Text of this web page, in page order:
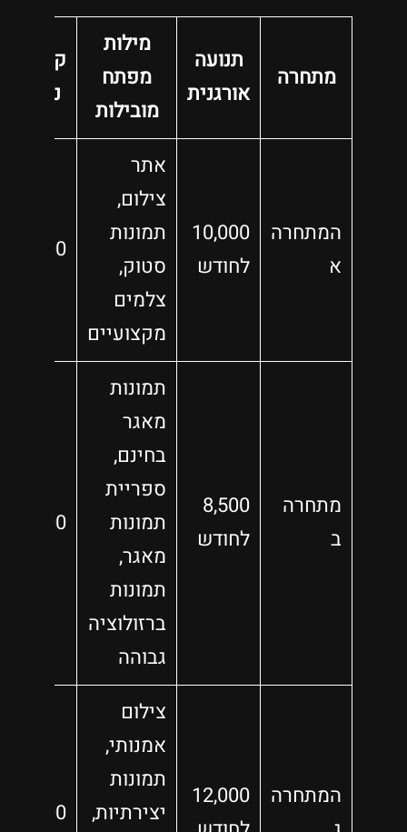
מתחרה
תנועה
אורגנית
מילות
מפתח
מובילות
נכנסים
המתחרה
א
10,000
לחודש
אתר
צילום,
תמונות
סטוק,
צלמים
מקצועיים
5,000
מתחרה
ב
8,500
לחודש
תמונות
מאגר
בחינם,
ספריית
תמונות
מאגר,
תמונות
ברזולוציה
גבוהה
4,500
המתחרה
12,000
צילום
אמנותי,
תמונות
יצירתיות,
6,000